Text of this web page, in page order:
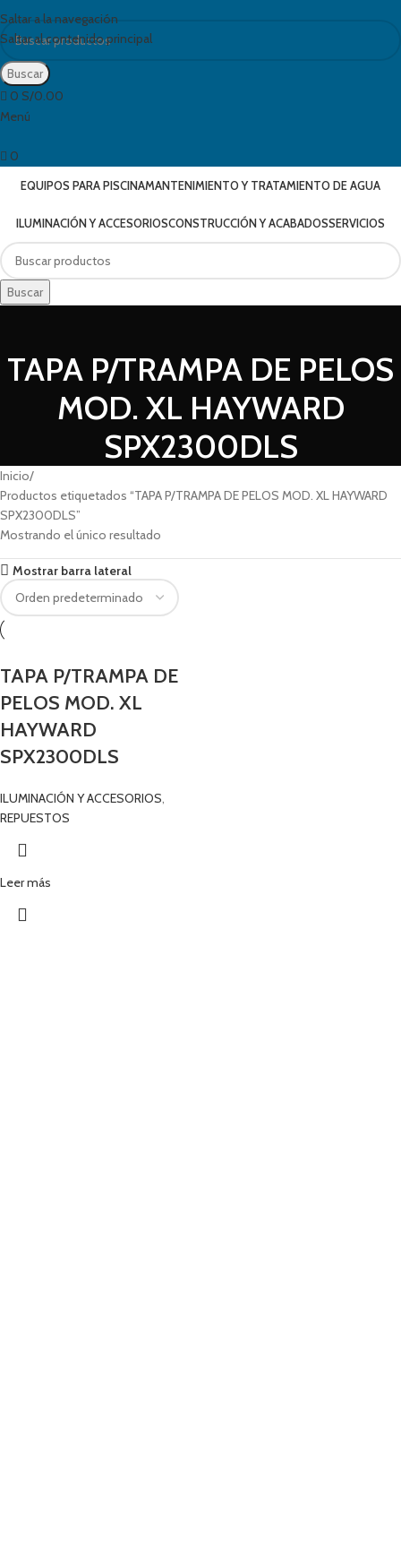
Saltar a la navegación
Saltar al contenido principal
Buscar
0 S/0.00
Menú
0
EQUIPOS PARA PISCINAMANTENIMIENTO Y TRATAMIENTO DE AGUA
ILUMINACIÓN Y ACCESORIOSCONSTRUCCIÓN Y ACABADOSSERVICIOS
Buscar
TAPA P/TRAMPA DE PELOS
MOD. XL HAYWARD
SPX2300DLS
Inicio
Productos etiquetados “TAPA P/TRAMPA DE PELOS MOD. XL HAYWARD
SPX2300DLS”
Mostrando el único resultado
Mostrar barra lateral
TAPA P/TRAMPA DE
PELOS MOD. XL
HAYWARD
SPX2300DLS
ILUMINACIÓN Y ACCESORIOS,
REPUESTOS
Leer más